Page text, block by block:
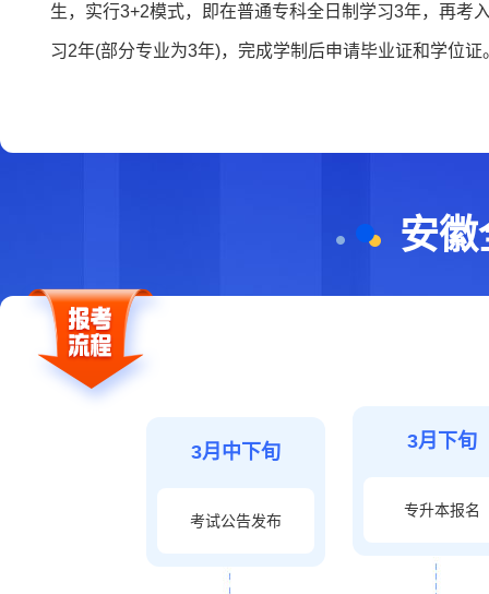
生，实行3+2模式，即在普通专科全日制学习3年，再考
习2年(部分专业为3年)，完成学制后申请毕业证和学位证
安
3月中下旬
考试公告发布
3月下旬
专升本报名